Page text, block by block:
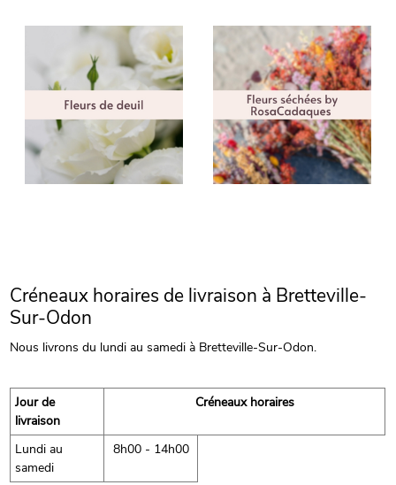
Créneaux horaires de livraison à Bretteville-
Sur-Odon
Nous livrons du lundi au samedi à Bretteville-Sur-Odon.
Jour de
livraison
Créneaux horaires
Lundi au
samedi
8h00 - 14h00